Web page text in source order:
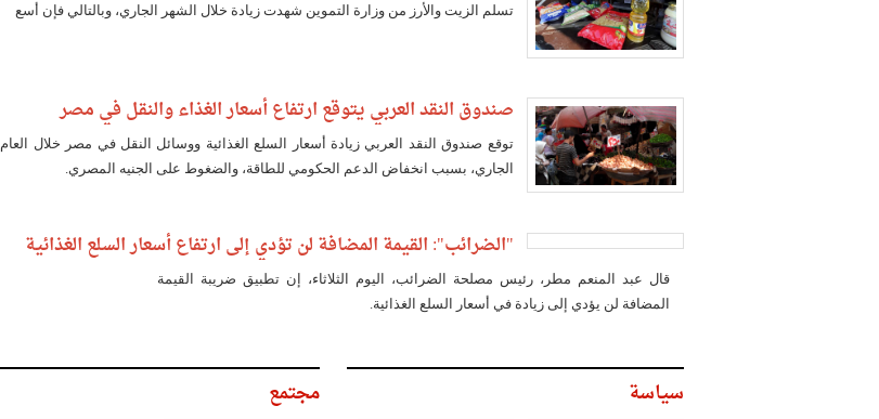
تسلم الزيت والأرز من وزارة التموين شهدت زيادة خلال الشهر الجاري، وبالتالي فإن أسع
صندوق النقد العربي يتوقع ارتفاع أسعار الغذاء والنقل في مصر
توقع صندوق النقد العربي زيادة أسعار السلع الغذائية ووسائل النقل في مصر خلال العام
الجاري، بسبب انخفاض الدعم الحكومي للطاقة، والضغوط على الجنيه المصري.
"الضرائب": القيمة المضافة لن تؤدي إلى ارتفاع أسعار السلع الغذائية
قال عبد المنعم مطر، رئيس مصلحة الضرائب، اليوم الثلاثاء، إن تطبيق ضريبة القيمة
المضافة لن يؤدي إلى زيادة في أسعار السلع الغذائية.
سياسة مجتمع